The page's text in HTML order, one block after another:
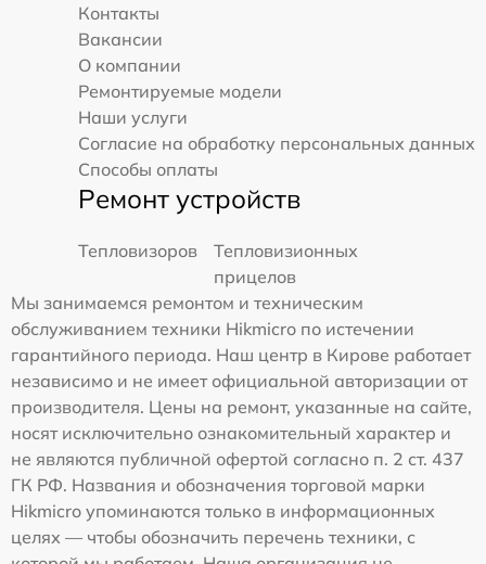
Контакты
Вакансии
О компании
Ремонтируемые модели
Наши услуги
Согласие на обработку персональных данных
Способы оплаты
Ремонт устройств
Тепловизоров
Тепловизионных
прицелов
Мы занимаемся ремонтом и техническим
обслуживанием техники Hikmicro по истечении
гарантийного периода. Наш центр в Кирове работает
независимо и не имеет официальной авторизации от
производителя. Цены на ремонт, указанные на сайте,
носят исключительно ознакомительный характер и
не являются публичной офертой согласно п. 2 ст. 437
ГК РФ. Названия и обозначения торговой марки
Hikmicro упоминаются только в информационных
целях — чтобы обозначить перечень техники, с